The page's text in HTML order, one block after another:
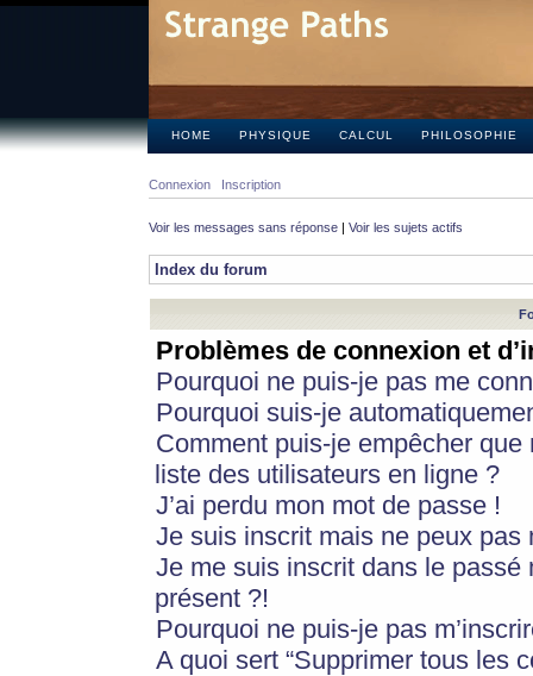
HOME PHYSIQUE CALCUL PHILOSOPHIE
Connexion Inscription
Voir les messages sans réponse | Voir les sujets actifs
Index du forum
Problèmes de connexion et
Pourquoi ne puis-je pas me
Pourquoi suis-je
Comment puis-je empêcher
liste des utilisateurs en ligne ?
J’ai perdu mon mot de passe !
Je suis inscrit mais ne peux pas
Je me suis inscrit dans le
présent ?!
Pourquoi ne puis-je pas
A quoi sert “Supprimer tous les